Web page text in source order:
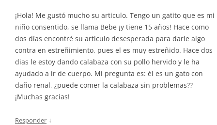
¡Hola! Me gustó mucho su articulo. Tengo un gatito que es mi
niño consentido, se llama Bebe ¡y tiene 15 años! Hace como
dos días encontré su articulo desesperada para darle algo
contra en estreñimiento, pues el es muy estreñido. Hace dos
dias le estoy dando calabaza con su pollo hervido y le ha
ayudado a ir de cuerpo. Mi pregunta es: él es un gato con
daño renal, ¿puede comer la calabaza sin problemas??
¡Muchas gracias!
Responder ↓